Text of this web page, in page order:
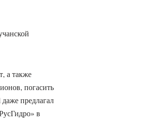
а также
погасить
предлагал
в